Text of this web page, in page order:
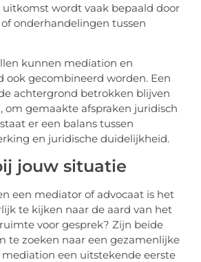
uitkomst wordt vaak bepaald door
onderhandelingen tussen
kunnen mediation en
ook gecombineerd worden. Een
achtergrond betrokken blijven
om gemaakte afspraken juridisch
er een balans tussen
en juridische duidelijkheid.
jouw situatie
een mediator of advocaat is het
te kijken naar de aard van het
voor gesprek? Zijn beide
te zoeken naar een gezamenlijke
mediation een uitstekende eerste